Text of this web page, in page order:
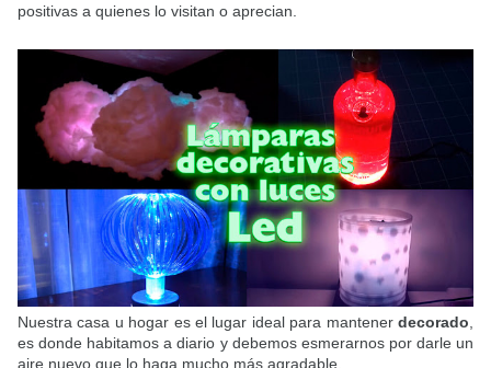
positivas a quienes lo visitan o aprecian.
Nuestra casa u hogar es el lugar ideal para mantener decorado
es donde habitamos a diario y debemos esmerarnos por darle un
aire nuevo que lo haga mucho más agradable.